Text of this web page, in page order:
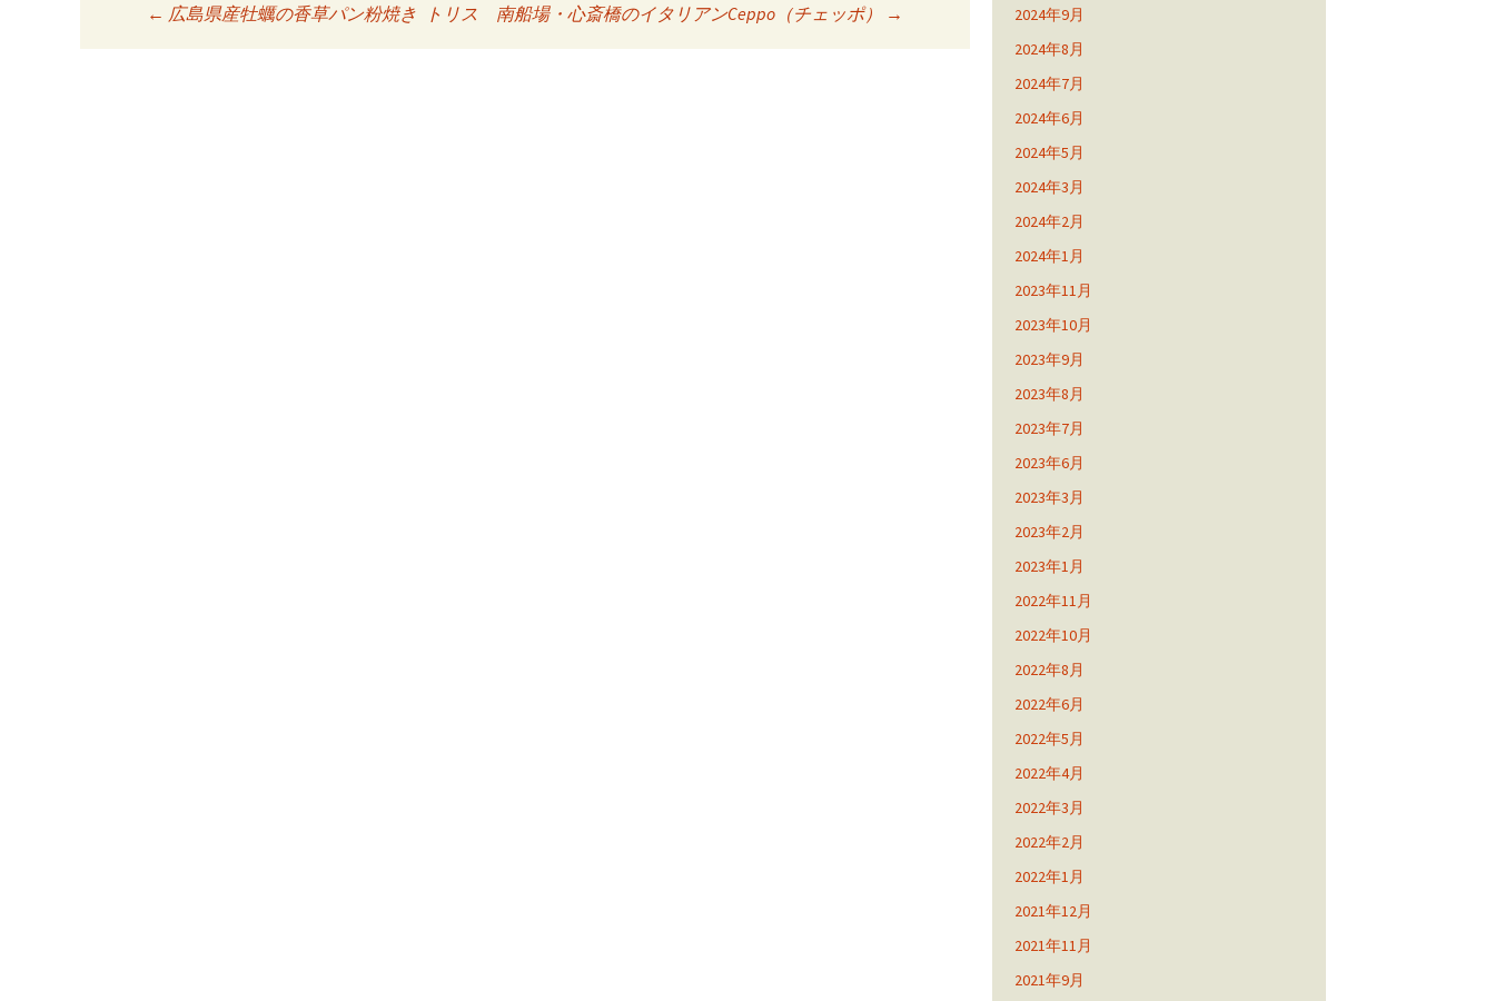
投稿ナビゲーション
← 広島県産牡蠣の香草パン粉焼き トリス 南船場・心斎橋のイタリアンCeppo（チェッポ） →
2024年9月
2024年8月
2024年7月
2024年6月
2024年5月
2024年3月
2024年2月
2024年1月
2023年11月
2023年10月
2023年9月
2023年8月
2023年7月
2023年6月
2023年3月
2023年2月
2023年1月
2022年11月
2022年10月
2022年8月
2022年6月
2022年5月
2022年4月
2022年3月
2022年2月
2022年1月
2021年12月
2021年11月
2021年9月